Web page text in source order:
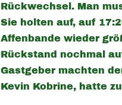
Rückwechsel. Man
Sie holten auf, auf
Affenbande wieder
Rückstand nochmal
Gastgeber machten
Kevin Kobrine, hatte